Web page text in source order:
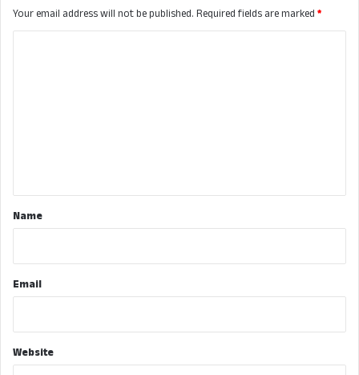
Your email address will not be published. Required fields are marked *
*Name
Email
Website